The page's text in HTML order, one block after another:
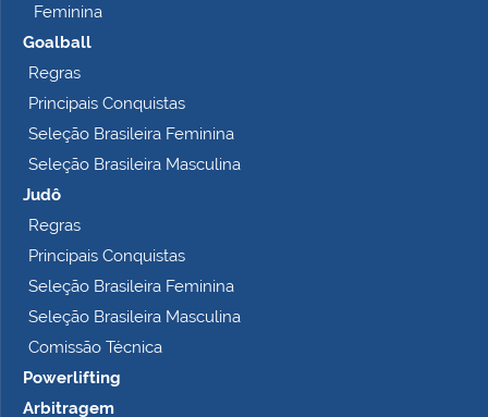
Feminina
Goalball
Regras
Principais Conquistas
Seleção Brasileira Feminina
Seleção Brasileira Masculina
Judô
Regras
Principais Conquistas
Seleção Brasileira Feminina
Seleção Brasileira Masculina
Comissão Técnica
Powerlifting
Arbitragem